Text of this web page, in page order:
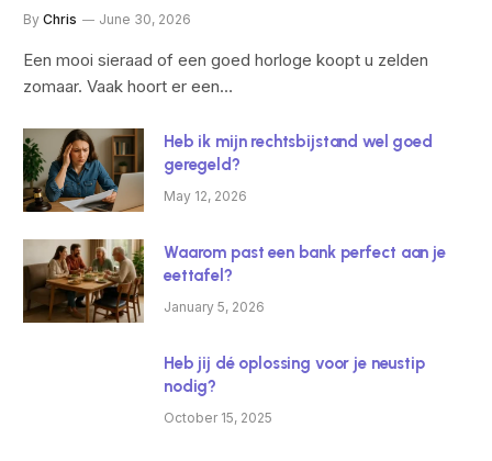
By Chris June 30, 2026
Een mooi sieraad of een goed horloge koopt u zelden
zomaar. Vaak hoort er een…
Heb ik mijn rechtsbijstand wel goed
geregeld?
May 12, 2026
Waarom past een bank perfect aan je
eettafel?
January 5, 2026
Heb jij dé oplossing voor je neustip
nodig?
October 15, 2025